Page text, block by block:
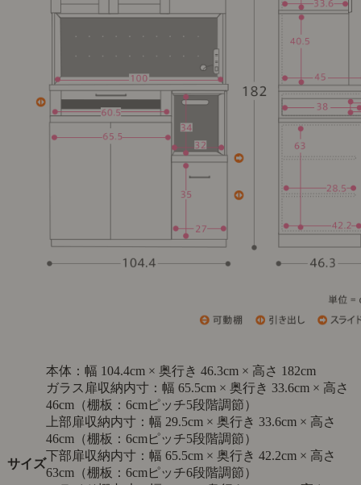
サイズ
本体：幅 104.4cm × 奥行き 46.3cm × 高さ 182cm
ガラス扉収納内寸：幅 65.5cm × 奥行き 33.6cm × 高さ
46cm（棚板：6cmピッチ5段階調節）
上部扉収納内寸：幅 29.5cm × 奥行き 33.6cm × 高さ
46cm（棚板：6cmピッチ5段階調節）
下部扉収納内寸：幅 65.5cm × 奥行き 42.2cm × 高さ
63cm（棚板：6cmピッチ6段階調節）